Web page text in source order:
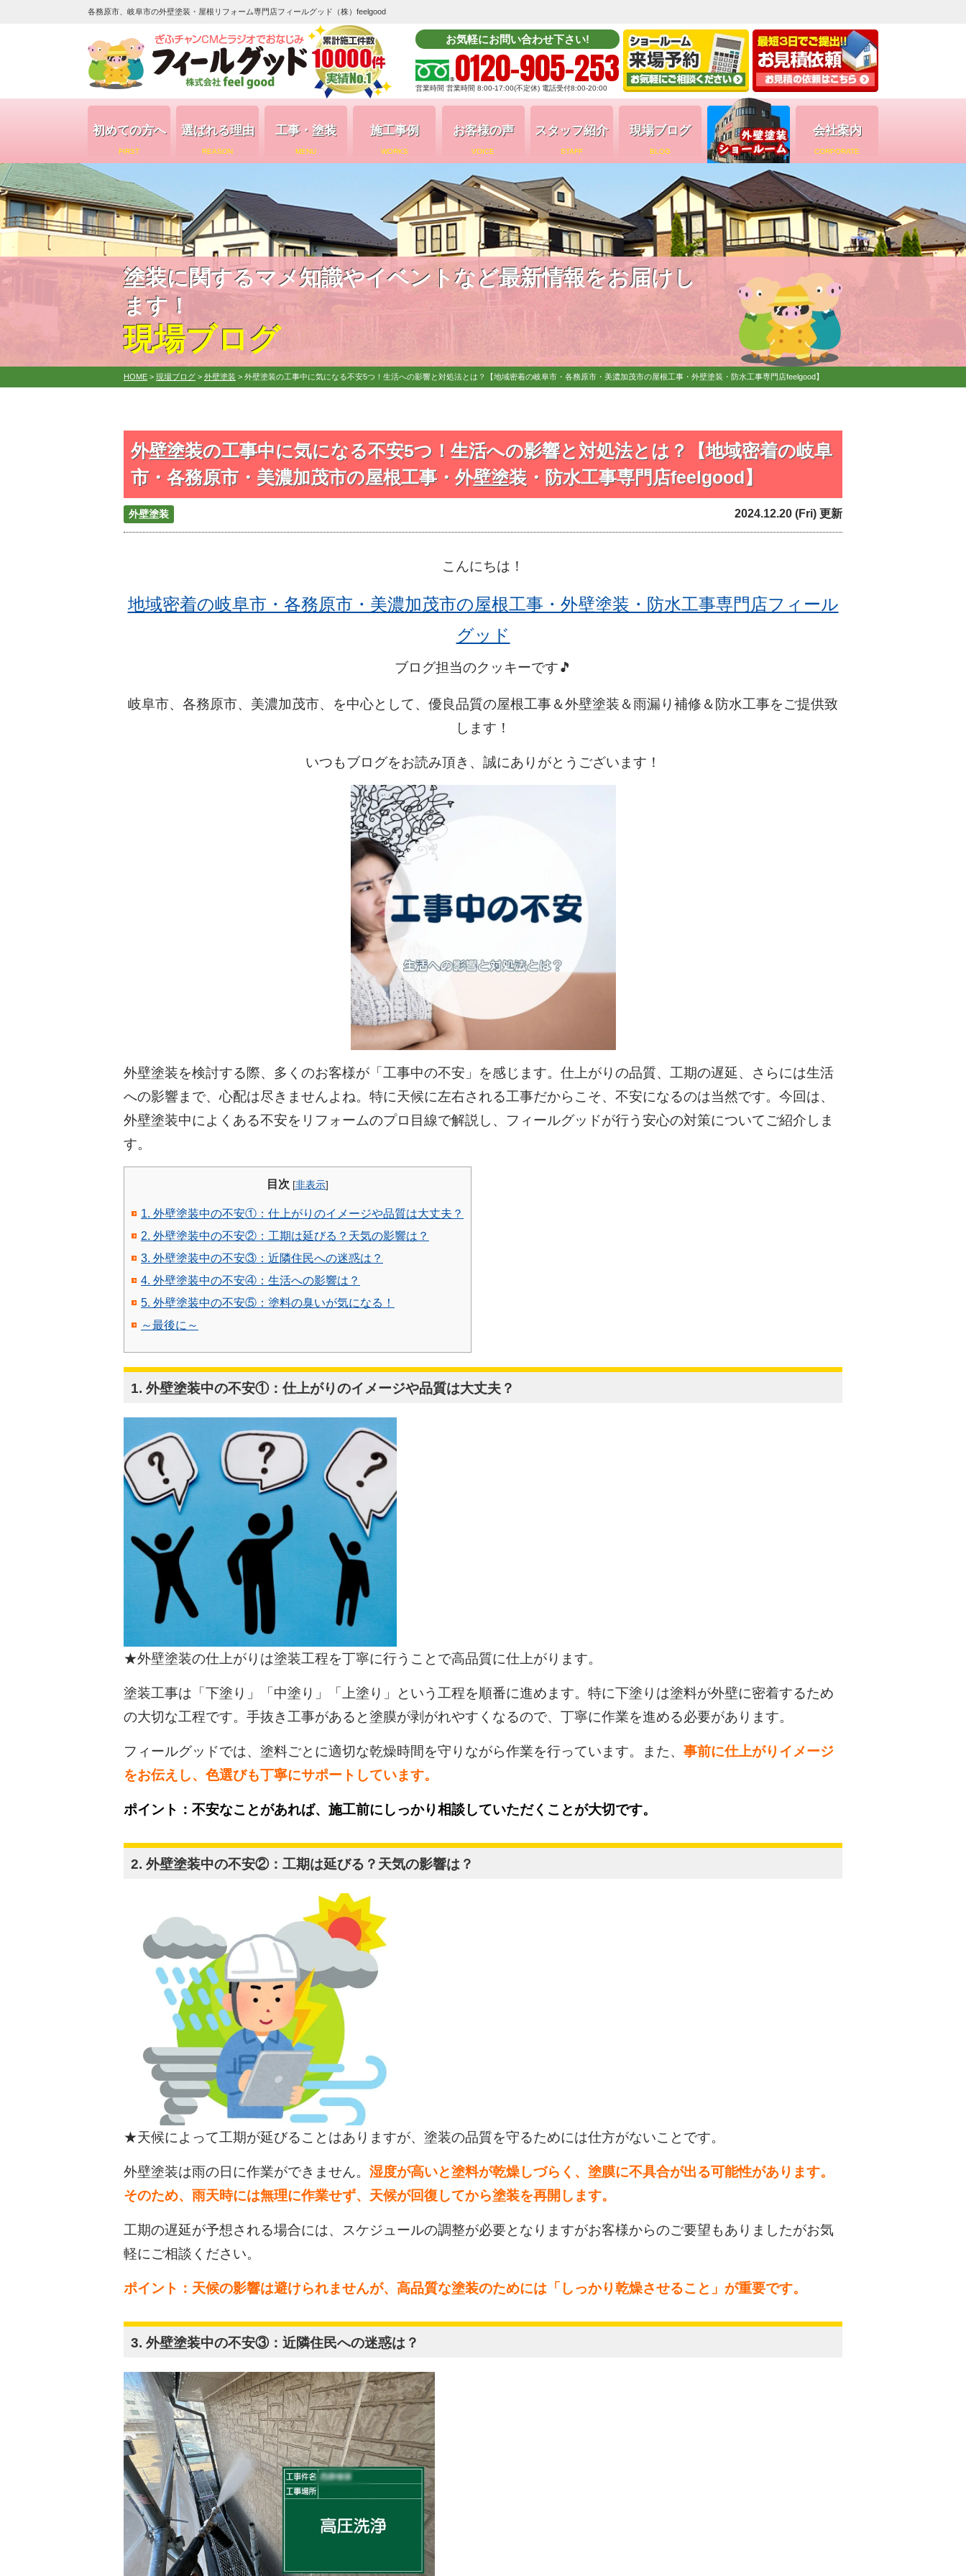
各務原市、岐阜市の外壁塗装・屋根リフォーム専門店フィールグッド（株）feelgood
お気軽にお問い合わせ下さい!
0120-905-253
営業時間 営業時間 8:00-17:00(不定休) 電話受付8:00-20:00
初めての方へ
FIRST
選ばれる理由
REASON
工事・塗装
MENU
施工事例
WORKS
お客様の声
VOICE
スタッフ紹介
STAFF
現場ブログ
BLOG
会社案内
CORPORATE
塗装に関するマメ知識やイベントなど最新情報をお届けし
ます！
現場ブログ
HOME > 現場ブログ > 外壁塗装 > 外壁塗装の工事中に気になる不安5つ！生活への影響と対処法とは？【地域密着の岐阜市・各務原市・美濃加茂市の屋根工事・外壁塗装・防水工事専門店feelgood】
外壁塗装の工事中に気になる不安5つ！生活への影響と対処法とは？【地域密着の岐阜
市・各務原市・美濃加茂市の屋根工事・外壁塗装・防水工事専門店feelgood】
外壁塗装 2024.12.20 (Fri) 更新
こんにちは！
地域密着の岐阜市・各務原市・美濃加茂市の屋根工事・外壁塗装・防水工事専門店フィール
グッド
ブログ担当のクッキーです🎵
岐阜市、各務原市、美濃加茂市、を中心として、優良品質の屋根工事＆外壁塗装＆雨漏り補修＆防水工事をご提供致
します！
いつもブログをお読み頂き、誠にありがとうございます！
外壁塗装を検討する際、多くのお客様が「工事中の不安」を感じます。仕上がりの品質、工期の遅延、さらには生活
への影響まで、心配は尽きませんよね。特に天候に左右される工事だからこそ、不安になるのは当然です。今回は、
外壁塗装中によくある不安をリフォームのプロ目線で解説し、フィールグッドが行う安心の対策についてご紹介しま
す。
目次 [非表示]
1. 外壁塗装中の不安①：仕上がりのイメージや品質は大丈夫？
2. 外壁塗装中の不安②：工期は延びる？天気の影響は？
3. 外壁塗装中の不安③：近隣住民への迷惑は？
4. 外壁塗装中の不安④：生活への影響は？
5. 外壁塗装中の不安⑤：塗料の臭いが気になる！
～最後に～
1. 外壁塗装中の不安①：仕上がりのイメージや品質は大丈夫？
★外壁塗装の仕上がりは塗装工程を丁寧に行うことで高品質に仕上がります。
塗装工事は「下塗り」「中塗り」「上塗り」という工程を順番に進めます。特に下塗りは塗料が外壁に密着するため
の大切な工程です。手抜き工事があると塗膜が剥がれやすくなるので、丁寧に作業を進める必要があります。
フィールグッドでは、塗料ごとに適切な乾燥時間を守りながら作業を行っています。また、 事前に仕上がりイメージ
をお伝えし、色選びも丁寧にサポートしています。
ポイント：不安なことがあれば、施工前にしっかり相談していただくことが大切です。
2. 外壁塗装中の不安②：工期は延びる？天気の影響は？
★天候によって工期が延びることはありますが、塗装の品質を守るためには仕方がないことです。
外壁塗装は雨の日に作業ができません。 湿度が高いと塗料が乾燥しづらく、塗膜に不具合が出る可能性があります。
そのため、雨天時には無理に作業せず、天候が回復してから塗装を再開します。
工期の遅延が予想される場合には、スケジュールの調整が必要となりますがお客様からのご要望もありましたがお気
軽にご相談ください。
ポイント：天候の影響は避けられませんが、高品質な塗装のためには「しっかり乾燥させること」が重要です。
3. 外壁塗装中の不安③：近隣住民への迷惑は？